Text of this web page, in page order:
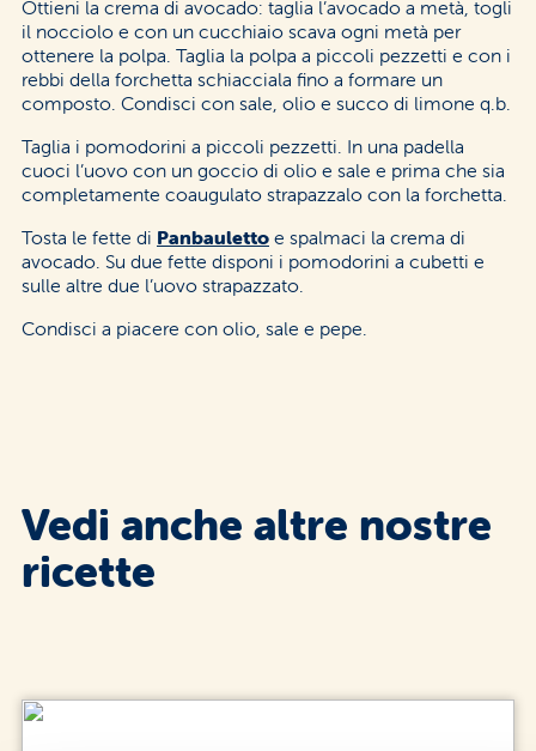
Ottieni la crema di avocado: taglia l’avocado a metà, togli
il nocciolo e con un cucchiaio scava ogni metà per
ottenere la polpa. Taglia la polpa a piccoli pezzetti e con i
rebbi della forchetta schiacciala fino a formare un
composto. Condisci con sale, olio e succo di limone q.b.
Taglia i pomodorini a piccoli pezzetti. In una padella
cuoci l’uovo con un goccio di olio e sale e prima che sia
completamente coaugulato strapazzalo con la forchetta.
Tosta le fette di Panbauletto e spalmaci la crema di
avocado. Su due fette disponi i pomodorini a cubetti e
sulle altre due l’uovo strapazzato.
Condisci a piacere con olio, sale e pepe.
Vedi anche altre nostre
ricette